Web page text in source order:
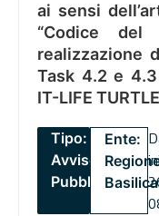
ai sensi
“Codice
realizzazione
Task 4.2 e
IT-LIFE
Tipo:
Avviso
Pubblico
Ente: